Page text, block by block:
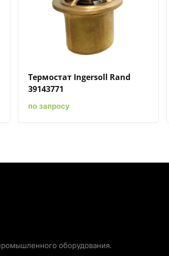
Быстрый просмотр
Термостат Ingersoll Rand
39143771
по запросу
оборудования.